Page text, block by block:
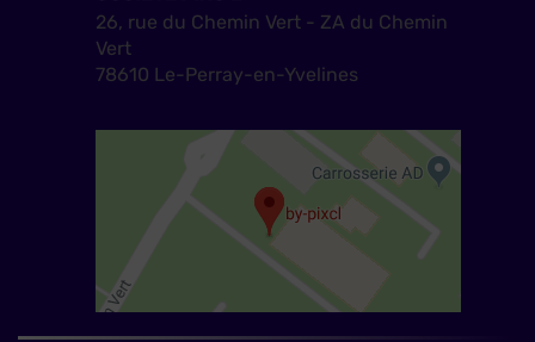
26, rue du Chemin Vert - ZA du Chemin
Vert
78610 Le-Perray-en-Yvelines